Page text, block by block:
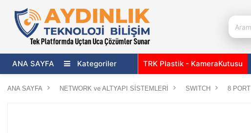
ANA SAYFA Kategoriler TRK Plastik - KameraKutusu
ANA SAYFA NETWORK ve ALTYAPI SİSTEMLERİ SWITCH 8 PORT